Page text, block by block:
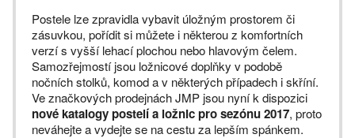
Postele lze zpravidla vybavit úložným prostorem či
zásuvkou, pořídit si můžete i některou z komfortních
verzí s vyšší lehací plochou nebo hlavovým čelem.
Samozřejmostí jsou ložnicové doplňky v podobě
nočních stolků, komod a v některých případech i skříní.
Ve značkových prodejnách JMP jsou nyní k dispozici
nové katalogy postelí a ložnic pro sezónu 2017, proto
neváhejte a vydejte se na cestu za lepším spánkem.